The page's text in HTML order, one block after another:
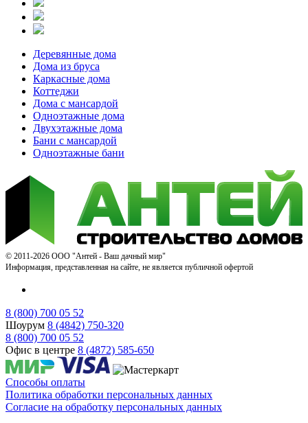
Деревянные дома
Дома из бруса
Каркасные дома
Коттеджи
Дома с мансардой
Одноэтажные дома
Двухэтажные дома
Бани с мансардой
Одноэтажные бани
© 2011-2026 ООО "Антей - Ваш дачный мир"
Информация, представленная на сайте, не является публичной офертой
8 (800) 700 05 52
Шоурум 8 (4842) 750-320
8 (800) 700 05 52
Офис в центре 8 (4872) 585-650
Способы оплаты
Политика обработки персональных данных
Согласие на обработку персональных данных